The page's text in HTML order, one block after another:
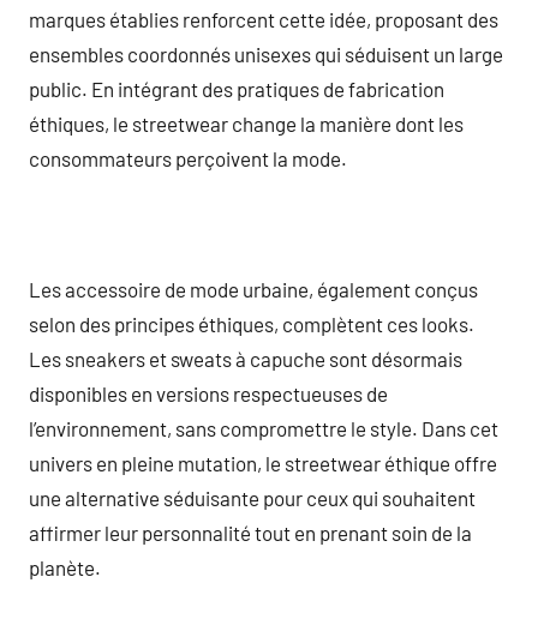
marques établies renforcent cette idée, proposant des
ensembles coordonnés unisexes qui séduisent un large
public. En intégrant des pratiques de fabrication
éthiques, le streetwear change la manière dont les
consommateurs perçoivent la mode.
Les accessoire de mode urbaine, également conçus
selon des principes éthiques, complètent ces looks.
Les sneakers et sweats à capuche sont désormais
disponibles en versions respectueuses de
l’environnement, sans compromettre le style. Dans cet
univers en pleine mutation, le streetwear éthique offre
une alternative séduisante pour ceux qui souhaitent
affirmer leur personnalité tout en prenant soin de la
planète.